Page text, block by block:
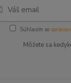
Súhlasím so
Môžete sa